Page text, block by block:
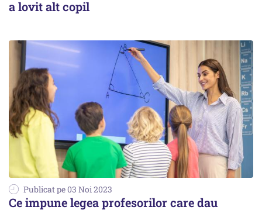
a lovit alt copil
Publicat pe 03 Noi 2023
Ce impune legea profesorilor care dau